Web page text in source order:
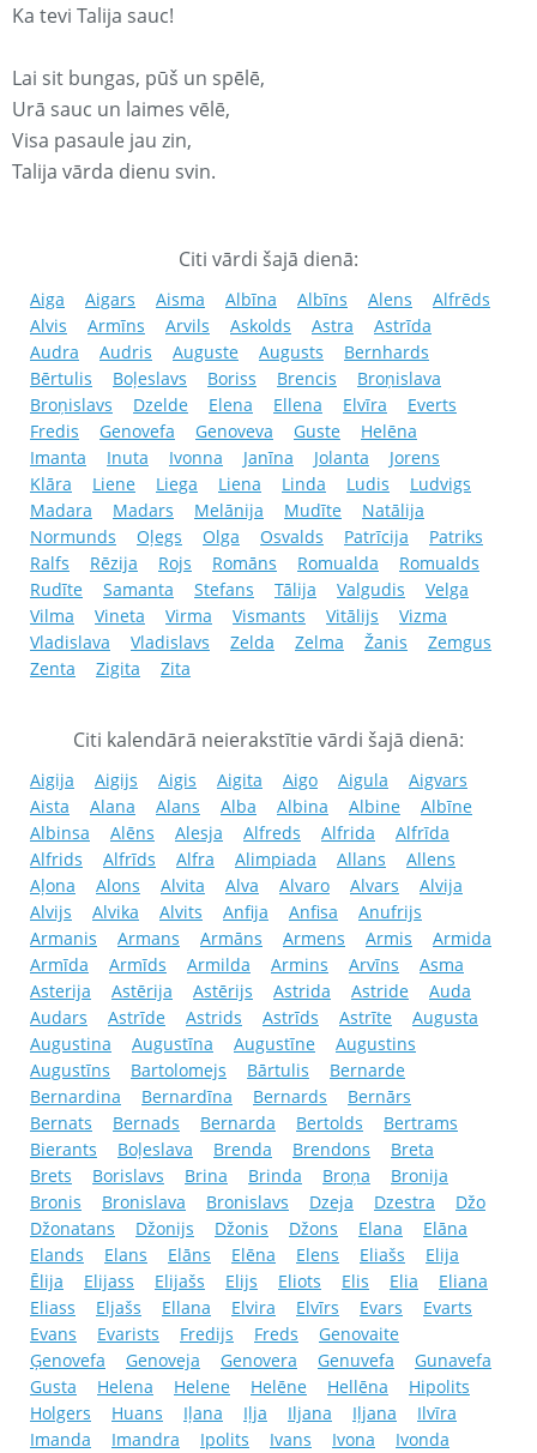
Ka tevi Talija sauc!
Lai sit bungas, pūš un spēlē,
Urā sauc un laimes vēlē,
Visa pasaule jau zin,
Talija vārda dienu svin.
Citi vārdi šajā dienā:
Aiga Aigars Aisma Albīna Albīns Alens
Alfrēds
Alvis
Armīns Arvils Askolds Astra
Astrīda
Audra
Audris Auguste Augusts
Bernhards
Bērtulis
Boļeslavs Boriss Brencis
Broņislava
Broņislavs
Dzelde Elena Ellena Elvīra
Everts
Fredis
Genovefa Genoveva Guste
Helēna
Imanta
Inuta Ivonna Janīna Jolanta
Jorens
Klāra
Liene Liega Liena Linda Ludis
Ludvigs
Madara
Madars Melānija Mudīte
Natālija
Normunds
Oļegs Olga Osvalds Patrīcija
Patriks
Ralfs
Rēzija Rojs Romāns Romualda
Romualds
Rudīte
Samanta Stefans Tālija Valgudis
Velga
Vilma
Vineta Virma Vismants Vitālijs
Vizma
Vladislava
Vladislavs Zelda Zelma Žanis
Zemgus
Zenta
Zigita Zita
Citi kalendārā neierakstītie vārdi šajā dienā:
Aigija Aigijs Aigis Aigita Aigo Aigula
Aigvars
Aista
Alana Alans Alba Albina Albine
Albīne
Albinsa
Alēns Alesja Alfreds Alfrida
Alfrīda
Alfrids
Alfrīds Alfra Alimpiada Allans
Allens
Aļona
Alons Alvita Alva Alvaro Alvars
Alvija
Alvijs
Alvika Alvits Anfija Anfisa
Anufrijs
Armanis
Armans Armāns Armens Armis
Armida
Armīda
Armīds Armilda Armins Arvīns
Asma
Asterija
Astērija Astērijs Astrida Astride
Auda
Audars
Astrīde Astrids Astrīds Astrīte
Augusta
Augustina
Augustīna Augustīne
Augustins
Augustīns
Bartolomejs Bārtulis
Bernarde
Bernardina
Bernardīna Bernards
Bernārs
Bernats
Bernads Bernarda Bertolds
Bertrams
Bierants
Boļeslava Brenda Brendons
Breta
Brets
Borislavs Brina Brinda Broņa
Bronija
Bronis
Bronislava Bronislavs Dzeja Dzestra
Džo
Džonatans
Džonijs Džonis Džons Elana
Elāna
Elands
Elans Elāns Elēna Elens Eliašs
Elija
Ēlija
Elijass Elijašs Elijs Eliots Elis Elia
Eliana
Eliass
Eljašs Ellana Elvira Elvīrs Evars
Evarts
Evans
Evarists Fredijs Freds
Genovaite
Ģenovefa
Genoveja Genovera Genuvefa
Gunavefa
Gusta
Helena Helene Helēne Hellēna
Hipolits
Holgers
Huans Iļana Iļja Iljana Iļjana
Ilvīra
Imanda
Imandra Ipolits Ivans Ivona
Ivonda